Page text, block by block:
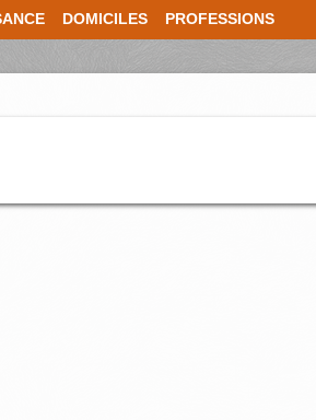
DOMICILES PROFESSIONS